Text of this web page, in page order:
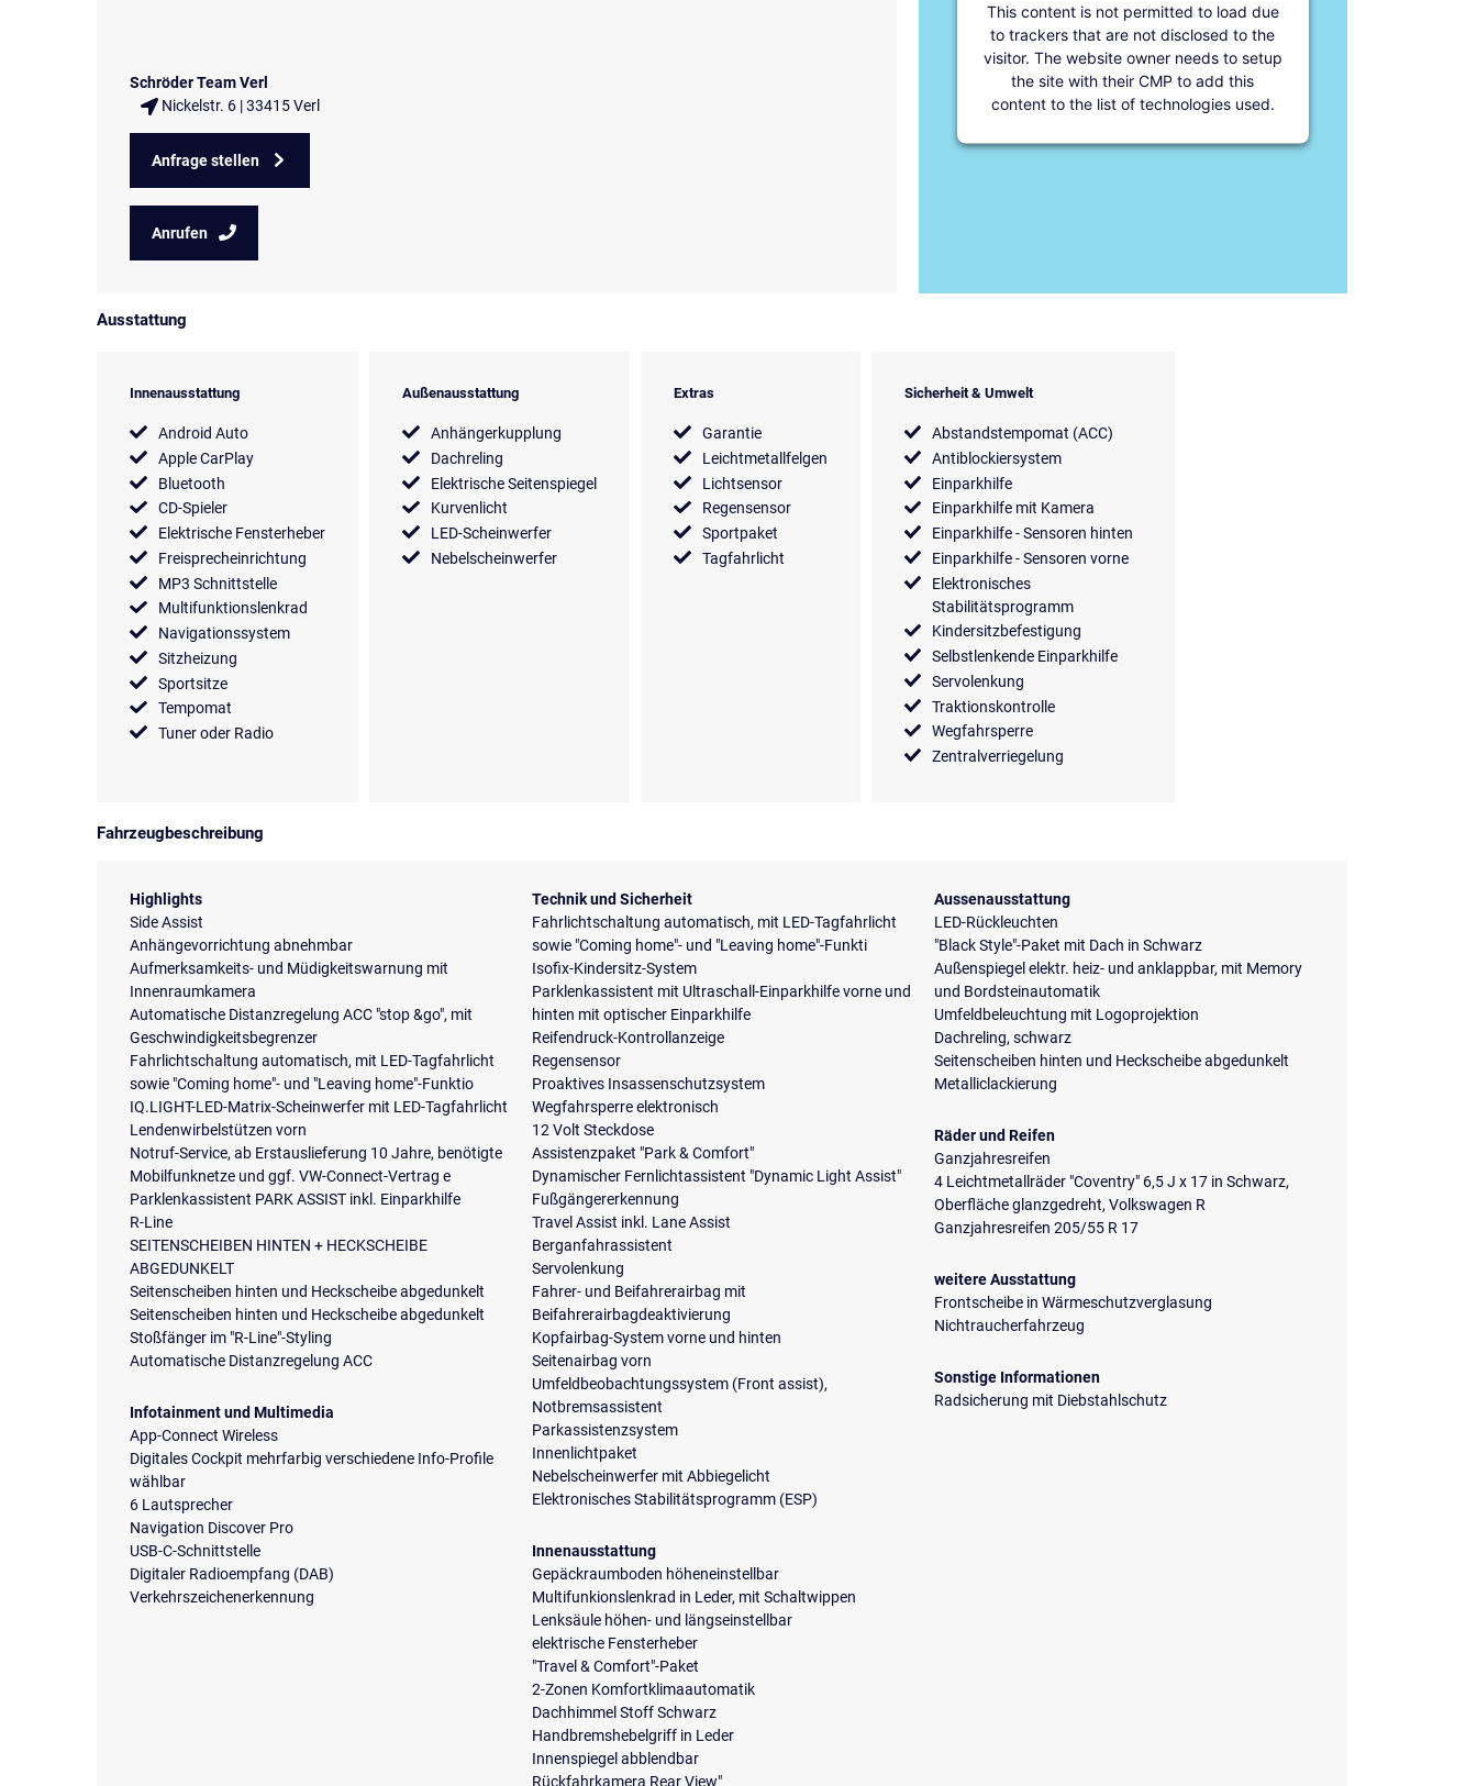
Schröder Team Verl
Nickelstr. 6 | 33415 Verl
Anfrage stellen
Anrufen
This content is not permitted to load due
to trackers that are not disclosed to the
visitor. The website owner needs to setup
the site with their CMP to add this
content to the list of technologies used.
Ausstattung
Innenausstattung
Android Auto
Apple CarPlay
Bluetooth
CD-Spieler
Elektrische Fensterheber
Freisprecheinrichtung
MP3 Schnittstelle
Multifunktionslenkrad
Navigationssystem
Sitzheizung
Sportsitze
Tempomat
Tuner oder Radio
Außenausstattung
Anhängerkupplung
Dachreling
Elektrische Seitenspiegel
Kurvenlicht
LED-Scheinwerfer
Nebelscheinwerfer
Extras
Garantie
Leichtmetallfelgen
Lichtsensor
Regensensor
Sportpaket
Tagfahrlicht
Sicherheit & Umwelt
Abstandstempomat (ACC)
Antiblockiersystem
Einparkhilfe
Einparkhilfe mit Kamera
Einparkhilfe - Sensoren hinten
Einparkhilfe - Sensoren vorne
Elektronisches
Stabilitätsprogramm
Kindersitzbefestigung
Selbstlenkende Einparkhilfe
Servolenkung
Traktionskontrolle
Wegfahrsperre
Zentralverriegelung
Fahrzeugbeschreibung
Highlights
Side Assist
Anhängevorrichtung abnehmbar
Aufmerksamkeits- und Müdigkeitswarnung mit
Innenraumkamera
Automatische Distanzregelung ACC "stop &go", mit
Geschwindigkeitsbegrenzer
Fahrlichtschaltung automatisch, mit LED-Tagfahrlicht
sowie "Coming home"- und "Leaving home"-Funktio
IQ.LIGHT-LED-Matrix-Scheinwerfer mit LED-Tagfahrlicht
Lendenwirbelstützen vorn
Notruf-Service, ab Erstauslieferung 10 Jahre, benötigte
Mobilfunknetze und ggf. VW-Connect-Vertrag e
Parklenkassistent PARK ASSIST inkl. Einparkhilfe
R-Line
SEITENSCHEIBEN HINTEN + HECKSCHEIBE
ABGEDUNKELT
Seitenscheiben hinten und Heckscheibe abgedunkelt
Seitenscheiben hinten und Heckscheibe abgedunkelt
Stoßfänger im "R-Line"-Styling
Automatische Distanzregelung ACC
Infotainment und Multimedia
App-Connect Wireless
Digitales Cockpit mehrfarbig verschiedene Info-Profile
wählbar
6 Lautsprecher
Navigation Discover Pro
USB-C-Schnittstelle
Digitaler Radioempfang (DAB)
Verkehrszeichenerkennung
Technik und Sicherheit
Fahrlichtschaltung automatisch, mit LED-Tagfahrlicht
sowie "Coming home"- und "Leaving home"-Funkti
Isofix-Kindersitz-System
Parklenkassistent mit Ultraschall-Einparkhilfe vorne und
hinten mit optischer Einparkhilfe
Reifendruck-Kontrollanzeige
Regensensor
Proaktives Insassenschutzsystem
Wegfahrsperre elektronisch
12 Volt Steckdose
Assistenzpaket "Park & Comfort"
Dynamischer Fernlichtassistent "Dynamic Light Assist"
Fußgängererkennung
Travel Assist inkl. Lane Assist
Berganfahrassistent
Servolenkung
Fahrer- und Beifahrerairbag mit
Beifahrerairbagdeaktivierung
Kopfairbag-System vorne und hinten
Seitenairbag vorn
Umfeldbeobachtungssystem (Front assist),
Notbremsassistent
Parkassistenzsystem
Innenlichtpaket
Nebelscheinwerfer mit Abbiegelicht
Elektronisches Stabilitätsprogramm (ESP)
Innenausstattung
Gepäckraumboden höheneinstellbar
Multifunkionslenkrad in Leder, mit Schaltwippen
Lenksäule höhen- und längseinstellbar
elektrische Fensterheber
"Travel & Comfort"-Paket
2-Zonen Komfortklimaautomatik
Dachhimmel Stoff Schwarz
Handbremshebelgriff in Leder
Innenspiegel abblendbar
Rückfahrkamera Rear View"
Aussenausstattung
LED-Rückleuchten
"Black Style"-Paket mit Dach in Schwarz
Außenspiegel elektr. heiz- und anklappbar, mit Memory
und Bordsteinautomatik
Umfeldbeleuchtung mit Logoprojektion
Dachreling, schwarz
Seitenscheiben hinten und Heckscheibe abgedunkelt
Metalliclackierung
Räder und Reifen
Ganzjahresreifen
4 Leichtmetallräder "Coventry" 6,5 J x 17 in Schwarz,
Oberfläche glanzgedreht, Volkswagen R
Ganzjahresreifen 205/55 R 17
weitere Ausstattung
Frontscheibe in Wärmeschutzverglasung
Nichtraucherfahrzeug
Sonstige Informationen
Radsicherung mit Diebstahlschutz